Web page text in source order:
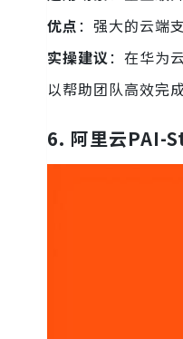
优点：强大的云端
实操建议：在华为
以帮助团队高效完
6. 阿里云PAI-